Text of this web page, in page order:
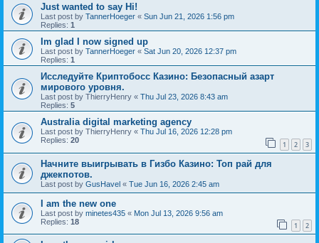
Just wanted to say Hi!
Last post by TannerHoeger « Sun Jun 21, 2026 1:56 pm
Replies: 1
Im glad I now signed up
Last post by TannerHoeger « Sat Jun 20, 2026 12:37 pm
Replies: 1
Исследуйте Криптобосс Казино: Безопасный азарт
мирового уровня.
Last post by ThierryHenry « Thu Jul 23, 2026 8:43 am
Replies: 5
Australia digital marketing agency
Last post by ThierryHenry « Thu Jul 16, 2026 12:28 pm
Replies: 20 1 2 3
Начните выигрывать в Гизбо Казино: Топ рай для
джекпотов.
Last post by GusHavel « Tue Jun 16, 2026 2:45 am
I am the new one
Last post by minetes435 « Mon Jul 13, 2026 9:56 am
Replies: 18 1 2